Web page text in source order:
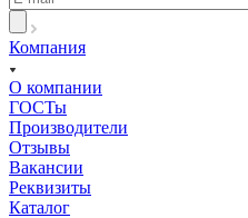
Компания
О компании
ГОСТы
Производители
Отзывы
Вакансии
Реквизиты
Каталог